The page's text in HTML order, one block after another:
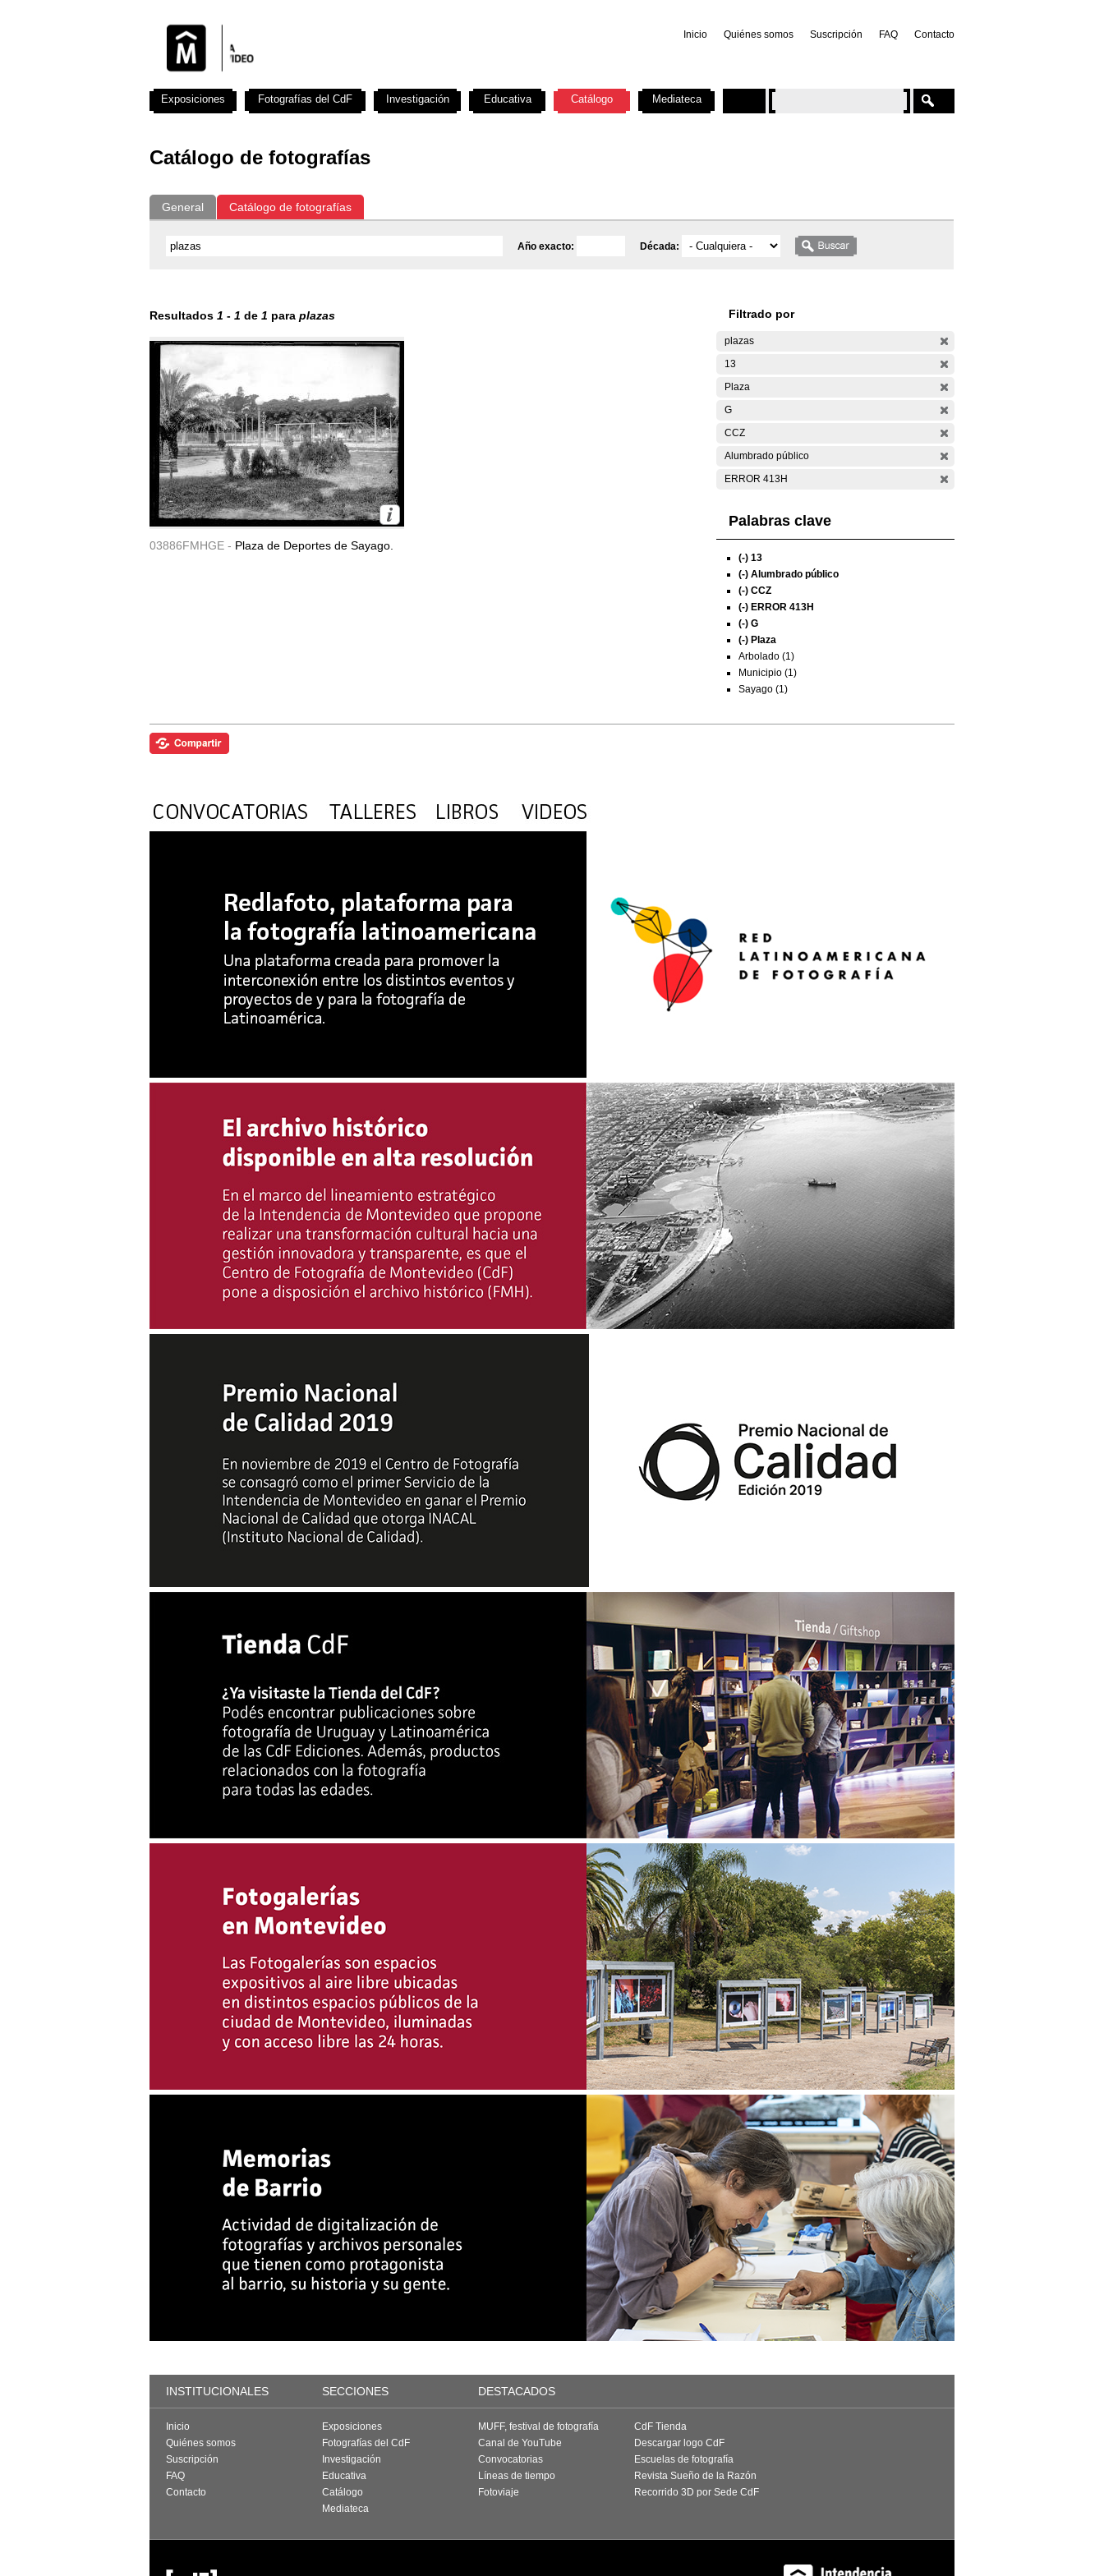
Inicio Quiénes somos Suscripción FAQ Contacto
Catálogo de fotografías
General Catálogo de fotografías
Año exacto: Década:
Resultados 1 - 1 de 1 para plazas
03886FMHGE - Plaza de Deportes de Sayago.
Filtrado por
plazas
13
Plaza
G
CCZ
Alumbrado público
ERROR 413H
Palabras clave
(-) 13
(-) Alumbrado público
(-) CCZ
(-) ERROR 413H
(-) G
(-) Plaza
Arbolado (1)
Municipio (1)
Sayago (1)
Exposiciones Fotografías del CdF Investigación Educativa Catálogo Mediateca
INSTITUCIONALES SECCIONES DESTACADOS
Inicio
Quiénes somos
Suscripción
FAQ
Contacto
Exposiciones
Fotografías del CdF
Investigación
Educativa
Catálogo
Mediateca
MUFF, festival de fotografía
Canal de YouTube
Convocatorias
Líneas de tiempo
Fotoviaje
CdF Tienda
Descargar logo CdF
Escuelas de fotografía
Revista Sueño de la Razón
Recorrido 3D por Sede CdF